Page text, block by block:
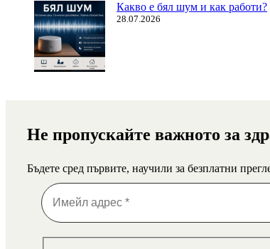
Какво е бял шум и как работи?
28.07.2026
Не пропускайте важното за
Бъдете сред първите, научили за безплатни